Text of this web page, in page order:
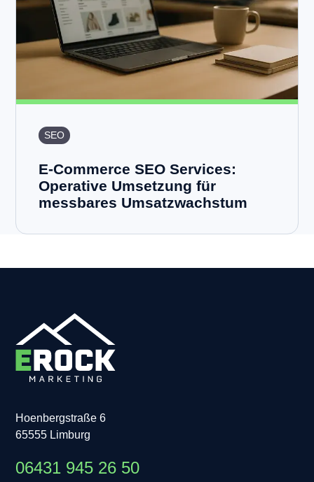
SEO
E-Commerce SEO Services:
Operative Umsetzung für
messbares Umsatzwachstum
Hoenbergstraße 6
65555 Limburg
06431 945 26 50